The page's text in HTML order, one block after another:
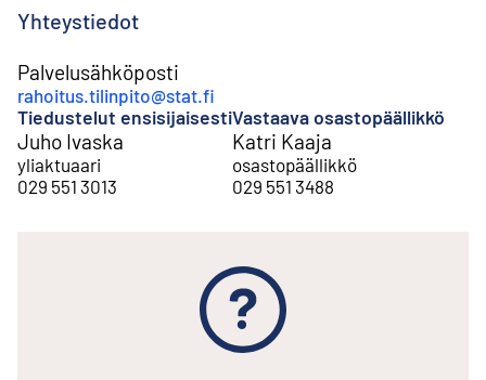
Yhteystiedot
Palvelusähköposti
rahoitus.tilinpito@stat.fi
Tiedustelut ensisijaisesti
Juho Ivaska
yliaktuaari
029 551 3013
Vastaava osastopäällikkö
Katri Kaaja
osastopäällikkö
029 551 3488